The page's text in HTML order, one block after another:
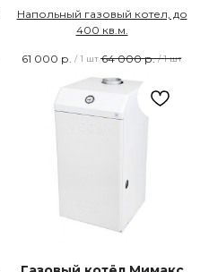
Напольный газовый котел, до
400 кв.м.
61 000 р. / 1 шт 64 000 р. / 1 шт